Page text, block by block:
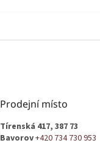
Prodejní místo
Tírenská 417, 387 73
Bavorov+420 734 730 953